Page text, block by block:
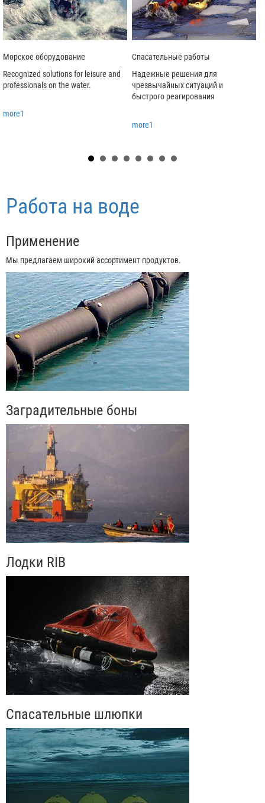
Морское оборудование
Recognized solutions for leisure and
professionals on the water.
more1
Спасательные работы
Надежные решения для
чрезвычайных ситуаций и
быстрого реагирования
more1
Работа на воде
Применение
Мы предлагаем широкий ассортимент продуктов.
Заградительные боны
Лодки RIB
Спасательные шлюпки